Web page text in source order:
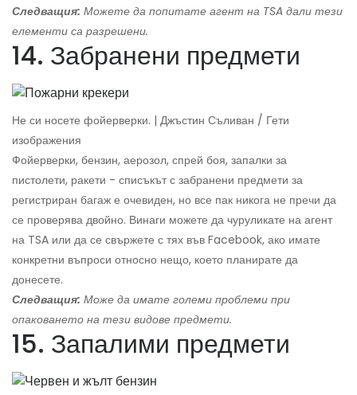
Следващия: Можете да попитате агент на TSA дали тези
елементи са разрешени.
14. Забранени предмети
Не си носете фойерверки. | Джъстин Съливан / Гети
изображения
Фойерверки, бензин, аерозол, спрей боя, запалки за
пистолети, ракети - списъкът с забранени предмети за
регистриран багаж е очевиден, но все пак никога не пречи да
се проверява двойно. Винаги можете да чуруликате на агент
на TSA или да се свържете с тях във Facebook, ако имате
конкретни въпроси относно нещо, което планирате да
донесете.
Следващия: Може да имате големи проблеми при
опаковането на тези видове предмети.
15. Запалими предмети